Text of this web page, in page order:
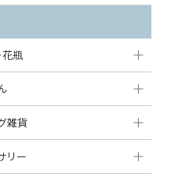
ート
ッシュ
る
ボウル
ボウル
ボウル
ウル
ップ
ース
ィッシュ
ット
る
タンド
リー
・カトラリーレスト
オーブンディッシュ
オーブンディッシュ
る
型
見る
ン
ール
る
花瓶
ア・置物
雑貨
リー